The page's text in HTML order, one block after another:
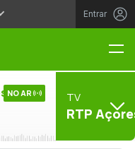
Entrar
NO AR TV
RTP